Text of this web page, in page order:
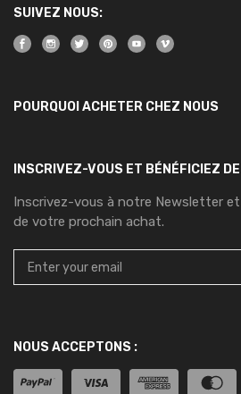
SUIVEZ NOUS:
POURQUOI ACHETER CHEZ NOUS
INSCRIVEZ-VOUS ET BÉNÉFICIEZ
Inscrivez-vous à notre Newsletter
de votre prochain achat.
NOUS ACCEPTONS :